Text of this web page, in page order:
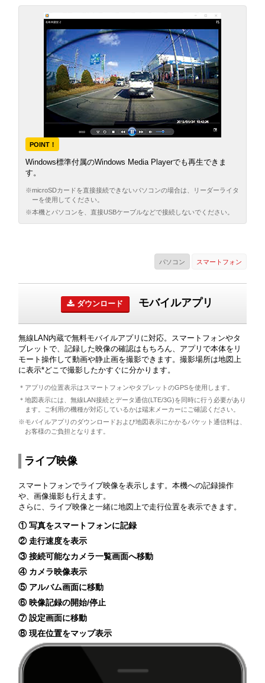
POINT！
Windows標準付属のWindows Media Playerでも再生できま
す。
※microSDカードを直接接続できないパソコンの場合は、リーダーライタ
ーを使用してください。
※本機とパソコンを、直接USBケーブルなどで接続しないでください。
パソコン スマートフォン
ダウンロード モバイルアプリ
無線LAN内蔵で無料モバイルアプリに対応。スマートフォンやタ
ブレットで、記録した映像の確認はもちろん、アプリで本体をリ
モート操作して動画や静止画を撮影できます。撮影場所は地図上
に表示*どこで撮影したかすぐに分かります。
＊アプリの位置表示はスマートフォンやタブレットのGPSを使用します。
＊地図表示には、無線LAN接続とデータ通信(LTE/3G)を同時に行う必要があり
ます。ご利用の機種が対応しているかは端末メーカーにご確認ください。
※モバイルアプリのダウンロードおよび地図表示にかかるパケット通信料は、
お客様のご負担となります。
ライブ映像
スマートフォンでライブ映像を表示します。本機への記録操作
や、画像撮影も行えます。
さらに、ライブ映像と一緒に地図上で走行位置を表示できます。
① 写真をスマートフォンに記録
② 走行速度を表示
③ 接続可能なカメラ一覧画面へ移動
④ カメラ映像表示
⑤ アルバム画面に移動
⑥ 映像記録の開始/停止
⑦ 設定画面に移動
⑧ 現在位置をマップ表示